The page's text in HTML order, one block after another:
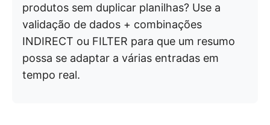
produtos sem duplicar planilhas? Use a
validação de dados + combinações
INDIRECT ou FILTER para que um resumo
possa se adaptar a várias entradas em
tempo real.